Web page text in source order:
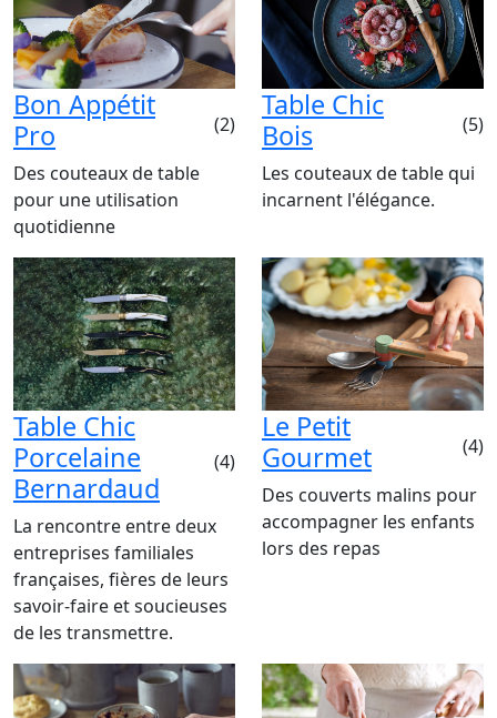
Bon Appétit
Pro
(2)
Des couteaux de table
pour une utilisation
quotidienne
Table Chic
Bois
(5)
Les couteaux de table qui
incarnent l'élégance.
Table Chic
Porcelaine
Bernardaud
(4)
La rencontre entre deux
entreprises familiales
françaises, fières de leurs
savoir-faire et soucieuses
de les transmettre.
Le Petit
Gourmet
(4)
Des couverts malins pour
accompagner les enfants
lors des repas